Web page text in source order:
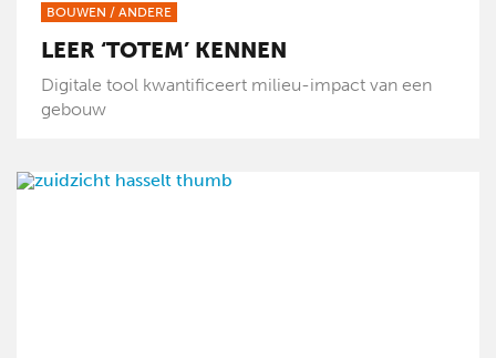
BOUWEN / ANDERE
LEER ‘TOTEM’ KENNEN
Digitale tool kwantificeert milieu-impact van een
gebouw